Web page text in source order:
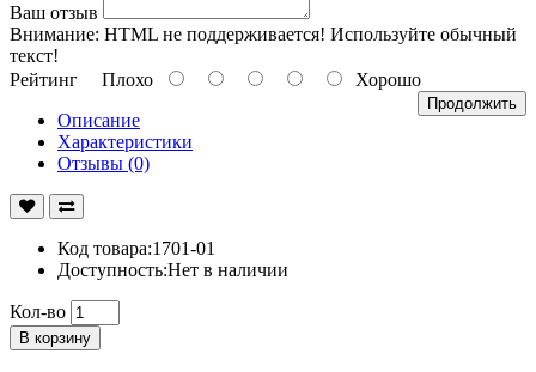
Ваш отзыв
Внимание: HTML не поддерживается! Используйте обычный
текст!
Рейтинг Плохо Хорошо
Продолжить
Описание
Характеристики
Отзывы (0)
Код товара:1701-01
Доступность:Нет в наличии
Кол-во
В корзину